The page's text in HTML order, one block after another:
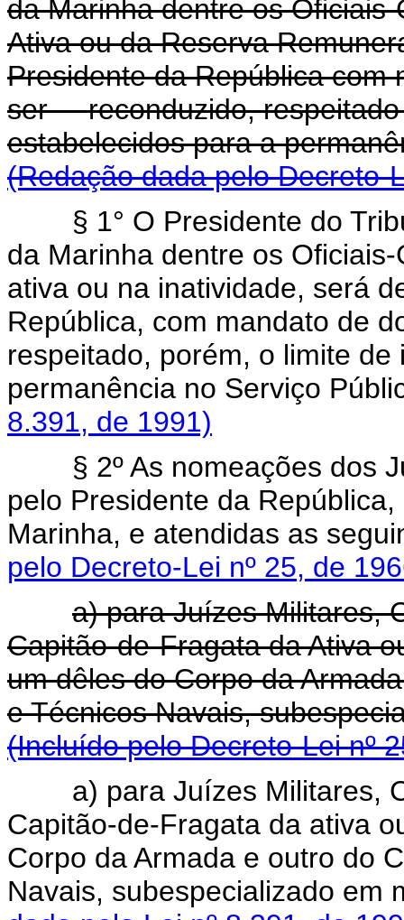
da Marinha dentre os
Ativa ou da Reserva
Presidente da República com
ser reconduzido, respeitado
estabelecidos para a
(Redação dada pelo Decreto-
§ 1° O Presidente do
da Marinha dentre os
ativa ou na inatividade, será
República, com mandato de
respeitado, porém, o limite
permanência no Serviço
8.391, de 1991)
§ 2º As nomeações dos
pelo Presidente da
Marinha, e atendidas as
pelo Decreto-Lei nº 25, de
a) para Juízes Militares,
Capitão-de-Fragata da Ativa
um dêles do Corpo da
e Técnicos Navais,
(Incluído pelo Decreto-Lei nº
a) para Juízes Militares,
Capitão-de-Fragata da ativa
Corpo da Armada e outro do
Navais, subespecializado